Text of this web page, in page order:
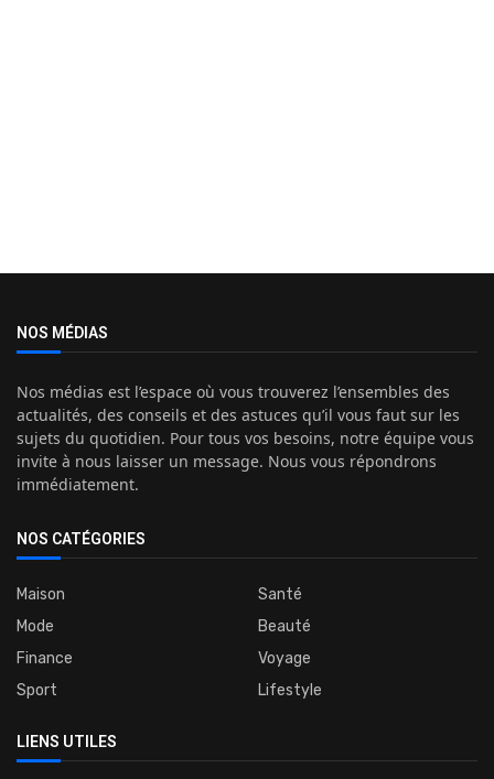
NOS MÉDIAS
Nos médias est l’espace où vous trouverez l’ensembles des
actualités, des conseils et des astuces qu’il vous faut sur les
sujets du quotidien. Pour tous vos besoins, notre équipe vous
invite à nous laisser un message. Nous vous répondrons
immédiatement.
NOS CATÉGORIES
Maison
Santé
Mode
Beauté
Finance
Voyage
Sport
Lifestyle
LIENS UTILES